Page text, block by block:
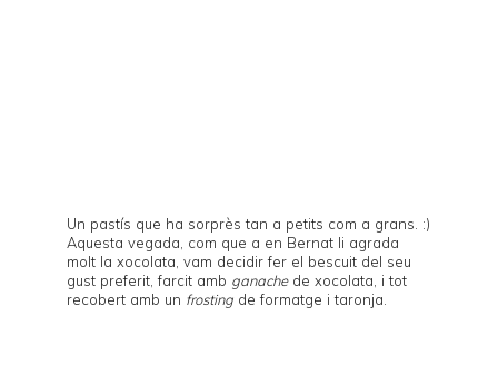
Un pastís que ha sorprès tan a petits com a grans. :)
Aquesta vegada, com que a en Bernat li agrada
molt la xocolata, vam decidir fer el bescuit del seu
gust preferit, farcit amb ganachede xocolata, i tot
recobert amb un frosting de formatge i taronja.